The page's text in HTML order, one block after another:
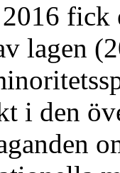
lagen
i den